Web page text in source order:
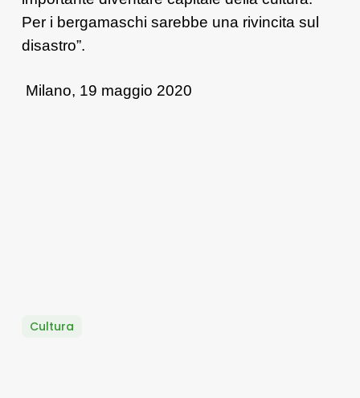
Per i bergamaschi sarebbe una rivincita sul
disastro”.
Milano, 19 maggio 2020
Cultura